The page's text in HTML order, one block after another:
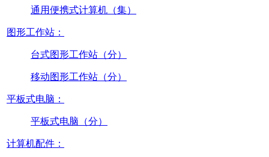
通用便携式计算机（集）
图形工作站：
台式图形工作站（分）
移动图形工作站（分）
平板式电脑：
平板式电脑（分）
计算机配件：